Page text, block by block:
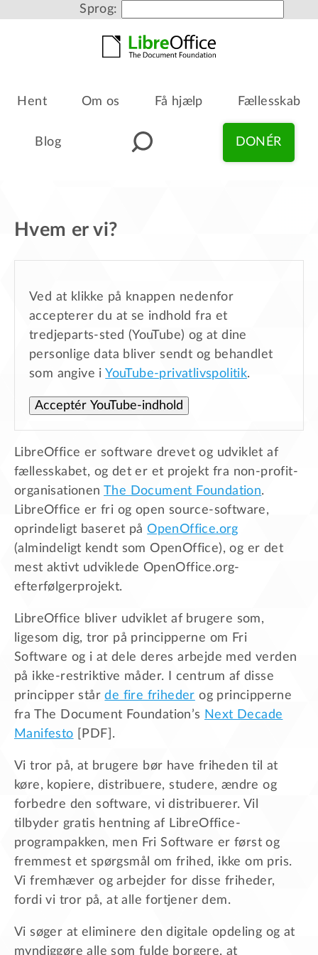
Sprog:
Hent Om os Få hjælp Fællesskab
Blog DONÉR
Hvem er vi?
Ved at klikke på knappen nedenfor
accepterer du at se indhold fra et
tredjeparts-sted (YouTube) og at dine
personlige data bliver sendt og behandlet
som angive i YouTube-privatlivspolitik.
Acceptér YouTube-indhold
LibreOffice er software drevet og udviklet af
fællesskabet, og det er et projekt fra non-profit-
organisationen
The Document Foundation.
LibreOffice er fri og open source-software,
oprindeligt baseret påOpenOffice.org
(almindeligt kendt som OpenOffice), og er det
mest aktivt udviklede OpenOffice.org-
efterfølgerprojekt.
LibreOffice bliver udviklet af brugere som,
ligesom dig, tror på principperne om Fri
Software og i at dele deres arbejde med verden
på ikke-restriktive måder. I centrum af disse
principper stårde fire friheder og principperne
fra The Document Foundation’s Next Decade
Manifesto [PDF].
Vi tror på, at brugere bør have friheden til at
køre, kopiere, distribuere, studere, ændre og
forbedre den software, vi distribuerer. Vil
tilbyder gratis hentning af LibreOffice-
programpakken, men Fri Software er først og
fremmest et spørgsmål om frihed, ikke om pris.
Vi fremhæver og arbejder for disse friheder,
fordi vi tror på, at alle fortjener dem.
Vi søger at eliminere den digitale opdeling og at
myndiggøre alle som fulde borgere, at